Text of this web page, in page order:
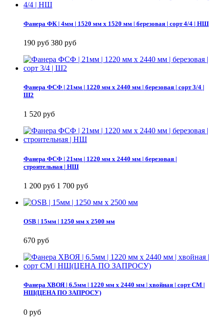
Фанера ФК | 4мм | 1520 мм х 1520 мм | березовая | сорт 4/4 | НШ
190 руб 380 руб
Фанера ФСФ | 21мм | 1220 мм х 2440 мм | березовая | сорт 3/4 |
Ш2
1 520 руб
Фанера ФСФ | 21мм | 1220 мм х 2440 мм | березовая |
строительная | НШ
1 200 руб 1 700 руб
OSB | 15мм | 1250 мм х 2500 мм
670 руб
Фанера ХВОЯ | 6.5мм | 1220 мм х 2440 мм | хвойная | сорт СМ |
НШ(ЦЕНА ПО ЗАПРОСУ)
0 руб